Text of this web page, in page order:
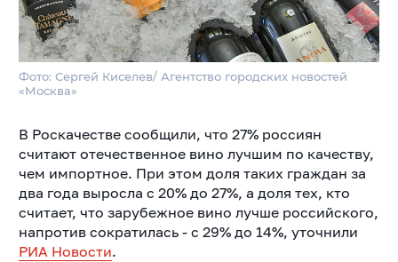
Фото: Сергей Киселев/ Агентство городских новостей
«Москва»
В Роскачестве сообщили, что 27% россиян
считают отечественное вино лучшим по качеству,
чем импортное. При этом доля таких граждан за
два года выросла с 20% до 27%, а доля тех, кто
считает, что зарубежное вино лучше российского,
напротив сократилась - с 29% до 14%, уточнили
РИА Новости.